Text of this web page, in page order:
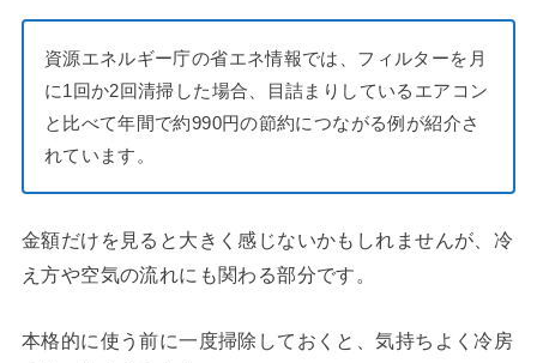
資源エネルギー庁の省エネ情報では、フィルターを月
に1回か2回清掃した場合、目詰まりしているエアコン
と比べて年間で約990円の節約につながる例が紹介さ
れています。
金額だけを見ると大きく感じないかもしれませんが、冷
え方や空気の流れにも関わる部分です。
本格的に使う前に一度掃除しておくと、気持ちよく冷房